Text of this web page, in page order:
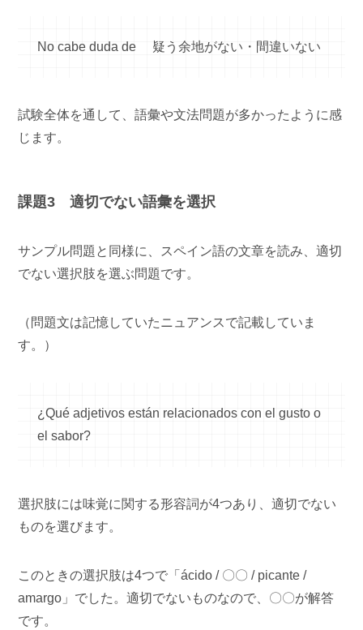
No cabe duda de 疑う余地がない・間違いない
試験全体を通して、語彙や文法問題が多かったように感
じます。
課題3 適切でない語彙を選択
サンプル問題と同様に、スペイン語の文章を読み、適切
でない選択肢を選ぶ問題です。
（問題文は記憶していたニュアンスで記載していま
す。）
¿Qué adjetivos están relacionados con el gusto o
el sabor?
選択肢には味覚に関する形容詞が4つあり、適切でない
ものを選びます。
このときの選択肢は4つで「ácido / 〇〇 / picante /
amargo」でした。適切でないものなので、〇〇が解答
です。